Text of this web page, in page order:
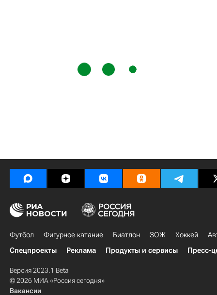
Футбол Фигурное катание Биатлон ЗОЖ Хоккей
Спецпроекты
Реклама Продукты и сервисы Пресс-
Версия 2023.1 Beta
© 2026 МИА «Россия сегодня»
Вакансии